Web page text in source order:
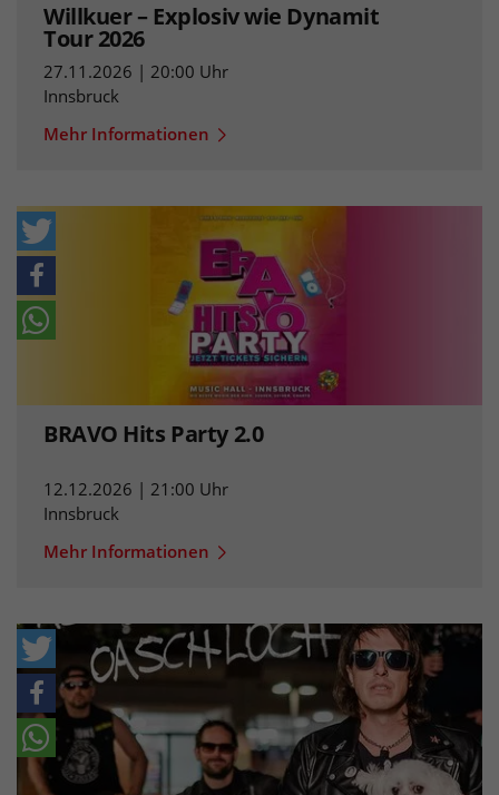
Willkuer – Explosiv wie Dynamit
Tour 2026
27.11.2026 | 20:00 Uhr
Innsbruck
Mehr Informationen
BRAVO Hits Party 2.0
12.12.2026 | 21:00 Uhr
Innsbruck
Mehr Informationen